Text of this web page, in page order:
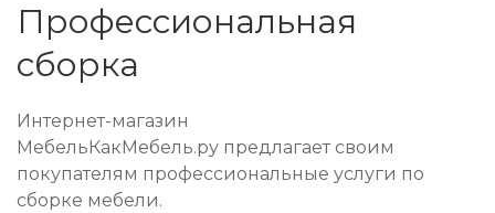
Профессиональная
сборка
Интернет-магазин
МебельКакМебель.ру предлагает своим
покупателям профессиональные услуги по
сборке мебели.